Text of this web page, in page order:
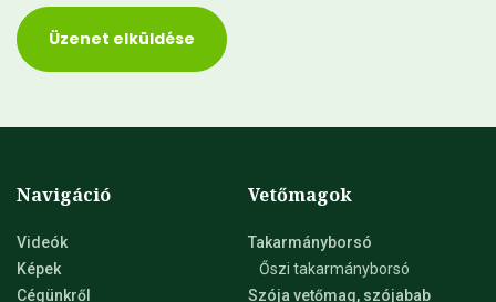
Üzenet elküldése
Navigáció
Videók
Képek
Cégünkről
Vetőmagok
Takarmányborsó
Őszi takarmányborsó
Szója vetőmag, szójabab